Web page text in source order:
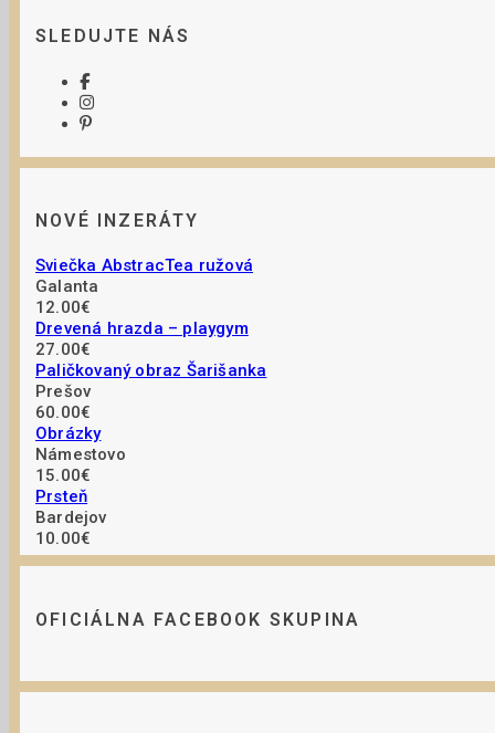
SLEDUJTE NÁS
NOVÉ INZERÁTY
Sviečka AbstracTea ružová
Galanta
12.00€
Drevená hrazda – playgym
27.00€
Paličkovaný obraz Šarišanka
Prešov
60.00€
Obrázky
Námestovo
15.00€
Prsteň
Bardejov
10.00€
OFICIÁLNA FACEBOOK SKUPINA